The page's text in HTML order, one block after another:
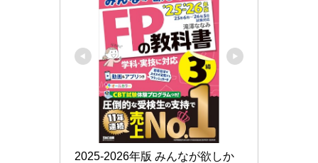
2025-2026年版 みんなが欲しか